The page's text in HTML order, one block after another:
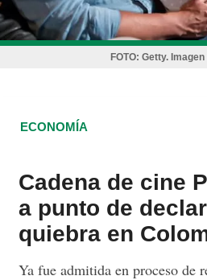
FOTO: Getty.
ECONOMÍA
Cadena de cine
a punto de
quiebra en
Ya fue admitida en proceso de